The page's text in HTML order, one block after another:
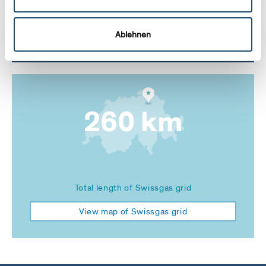
Ablehnen
260 km
Total length of Swissgas grid
View map of Swissgas grid